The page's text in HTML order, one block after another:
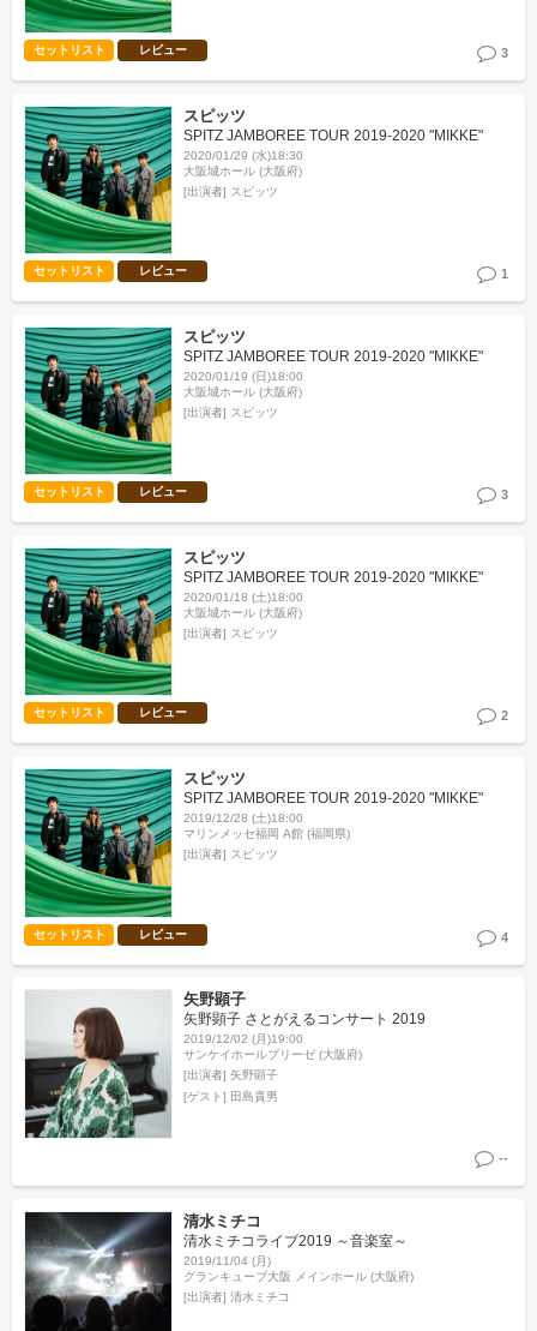
セットリスト レビュー 3
スピッツ
SPITZ JAMBOREE TOUR 2019-2020 "MIKKE"
2020/01/29 (水)18:30
大阪城ホール (大阪府)
[出演者] スピッツ
セットリスト レビュー 1
スピッツ
SPITZ JAMBOREE TOUR 2019-2020 "MIKKE"
2020/01/19 (日)18:00
大阪城ホール (大阪府)
[出演者] スピッツ
セットリスト レビュー 3
スピッツ
SPITZ JAMBOREE TOUR 2019-2020 "MIKKE"
2020/01/18 (土)18:00
大阪城ホール (大阪府)
[出演者] スピッツ
セットリスト レビュー 2
スピッツ
SPITZ JAMBOREE TOUR 2019-2020 "MIKKE"
2019/12/28 (土)18:00
マリンメッセ福岡 A館 (福岡県)
[出演者] スピッツ
セットリスト レビュー 4
矢野顕子
矢野顕子 さとがえるコンサート 2019
2019/12/02 (月)19:00
サンケイホールブリーゼ (大阪府)
[出演者] 矢野顕子
[ゲスト] 田島貴男
--
清水ミチコ
清水ミチコライブ2019 ～音楽室～
2019/11/04 (月)
グランキューブ大阪 メインホール (大阪府)
[出演者] 清水ミチコ